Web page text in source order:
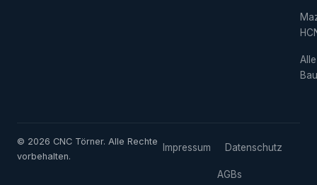
Alle
© 2026 CNC Törner. Alle Rechte
vorbehalten.
Impressum Datenschutz
AGBs